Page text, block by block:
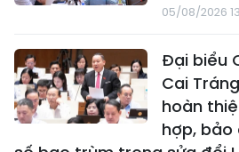
05/08/2026
Đại biểu
Cai
hoàn
hợp,